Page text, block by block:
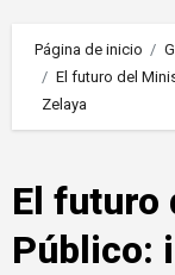
Página de inicio
El futuro del
Zelaya
El futuro
Público: